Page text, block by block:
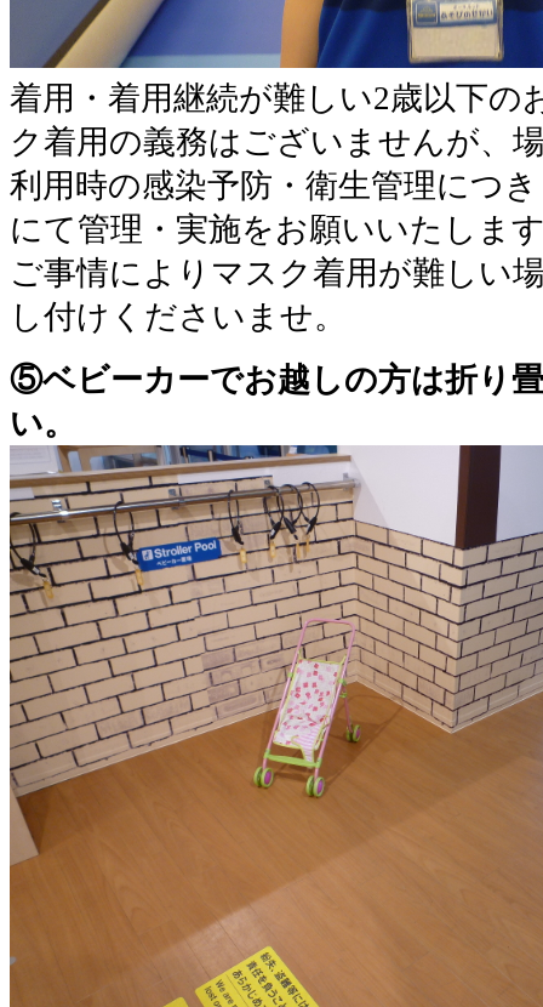
着用・着用継続が難しい2歳以下の
ク着用の義務はございませんが、
利用時の感染予防・衛生管理につ
にて管理・実施をお願いいたしま
ご事情によりマスク着用が難しい
し付けくださいませ。
⑤ベビーカーでお越しの方は折り
い。